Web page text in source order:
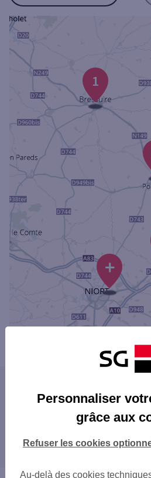
Autour de
Ville / Code postal
Rue
+
1
département
PARTHENAY
limitrophes
Personnaliser
grâce aux
Au-delà des cookies
Refuser les cookies